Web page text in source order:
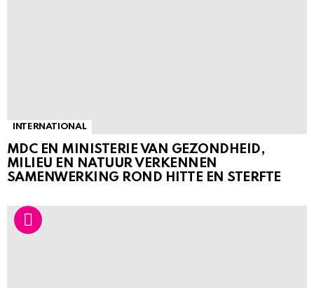
INTERNATIONAL
MDC EN MINISTERIE VAN GEZONDHEID,
MILIEU EN NATUUR VERKENNEN
SAMENWERKING ROND HITTE EN STERFTE